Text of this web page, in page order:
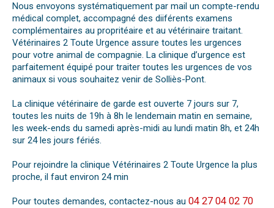
Nous envoyons systématiquement par mail un compte-rendu
médical complet, accompagné des diiférents examens
complémentaires au propritéaire et au vétérinaire traitant.
Vétérinaires 2 Toute Urgence assure toutes les urgences
pour votre animal de compagnie. La clinique d’urgence est
parfaitement équipé pour traiter toutes les urgences de vos
animaux si vous souhaitez venir de Solliès-Pont.
La clinique vétérinaire de garde est ouverte 7 jours sur 7,
toutes les nuits de 19h à 8h le lendemain matin en semaine,
les week-ends du samedi après-midi au lundi matin 8h, et 24h
sur 24 les jours fériés.
Pour rejoindre la clinique Vétérinaires 2 Toute Urgence la plus
proche, il faut environ 24 min
Pour toutes demandes, contactez-nous au 04 27 04 02 70